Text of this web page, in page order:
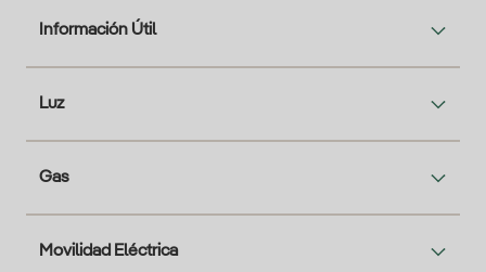
Información Útil
Luz
Gas
Movilidad Eléctrica